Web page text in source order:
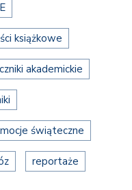
książkowe
akademickie
świąteczne
reportaże